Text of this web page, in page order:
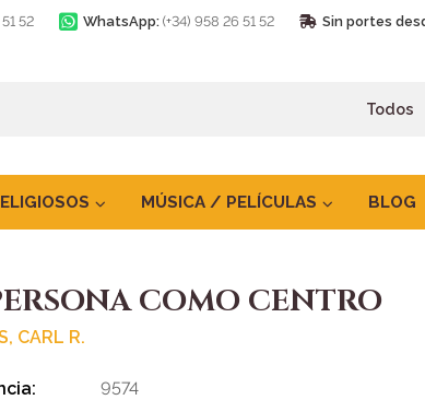
52 WhatsApp: (+34) 958 26 51 52 Sin portes
MÚSICA / PELÍCULAS BLOG
COMO CENTRO
CARL R.
9574